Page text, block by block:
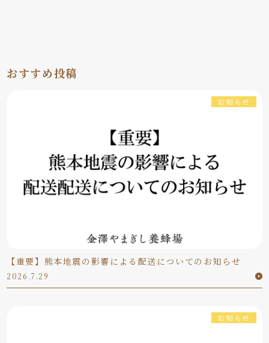
おすすめ投稿
お知らせ
【重要】熊本地震の影響による配送についてのお知らせ
2026.7.29
お知らせ